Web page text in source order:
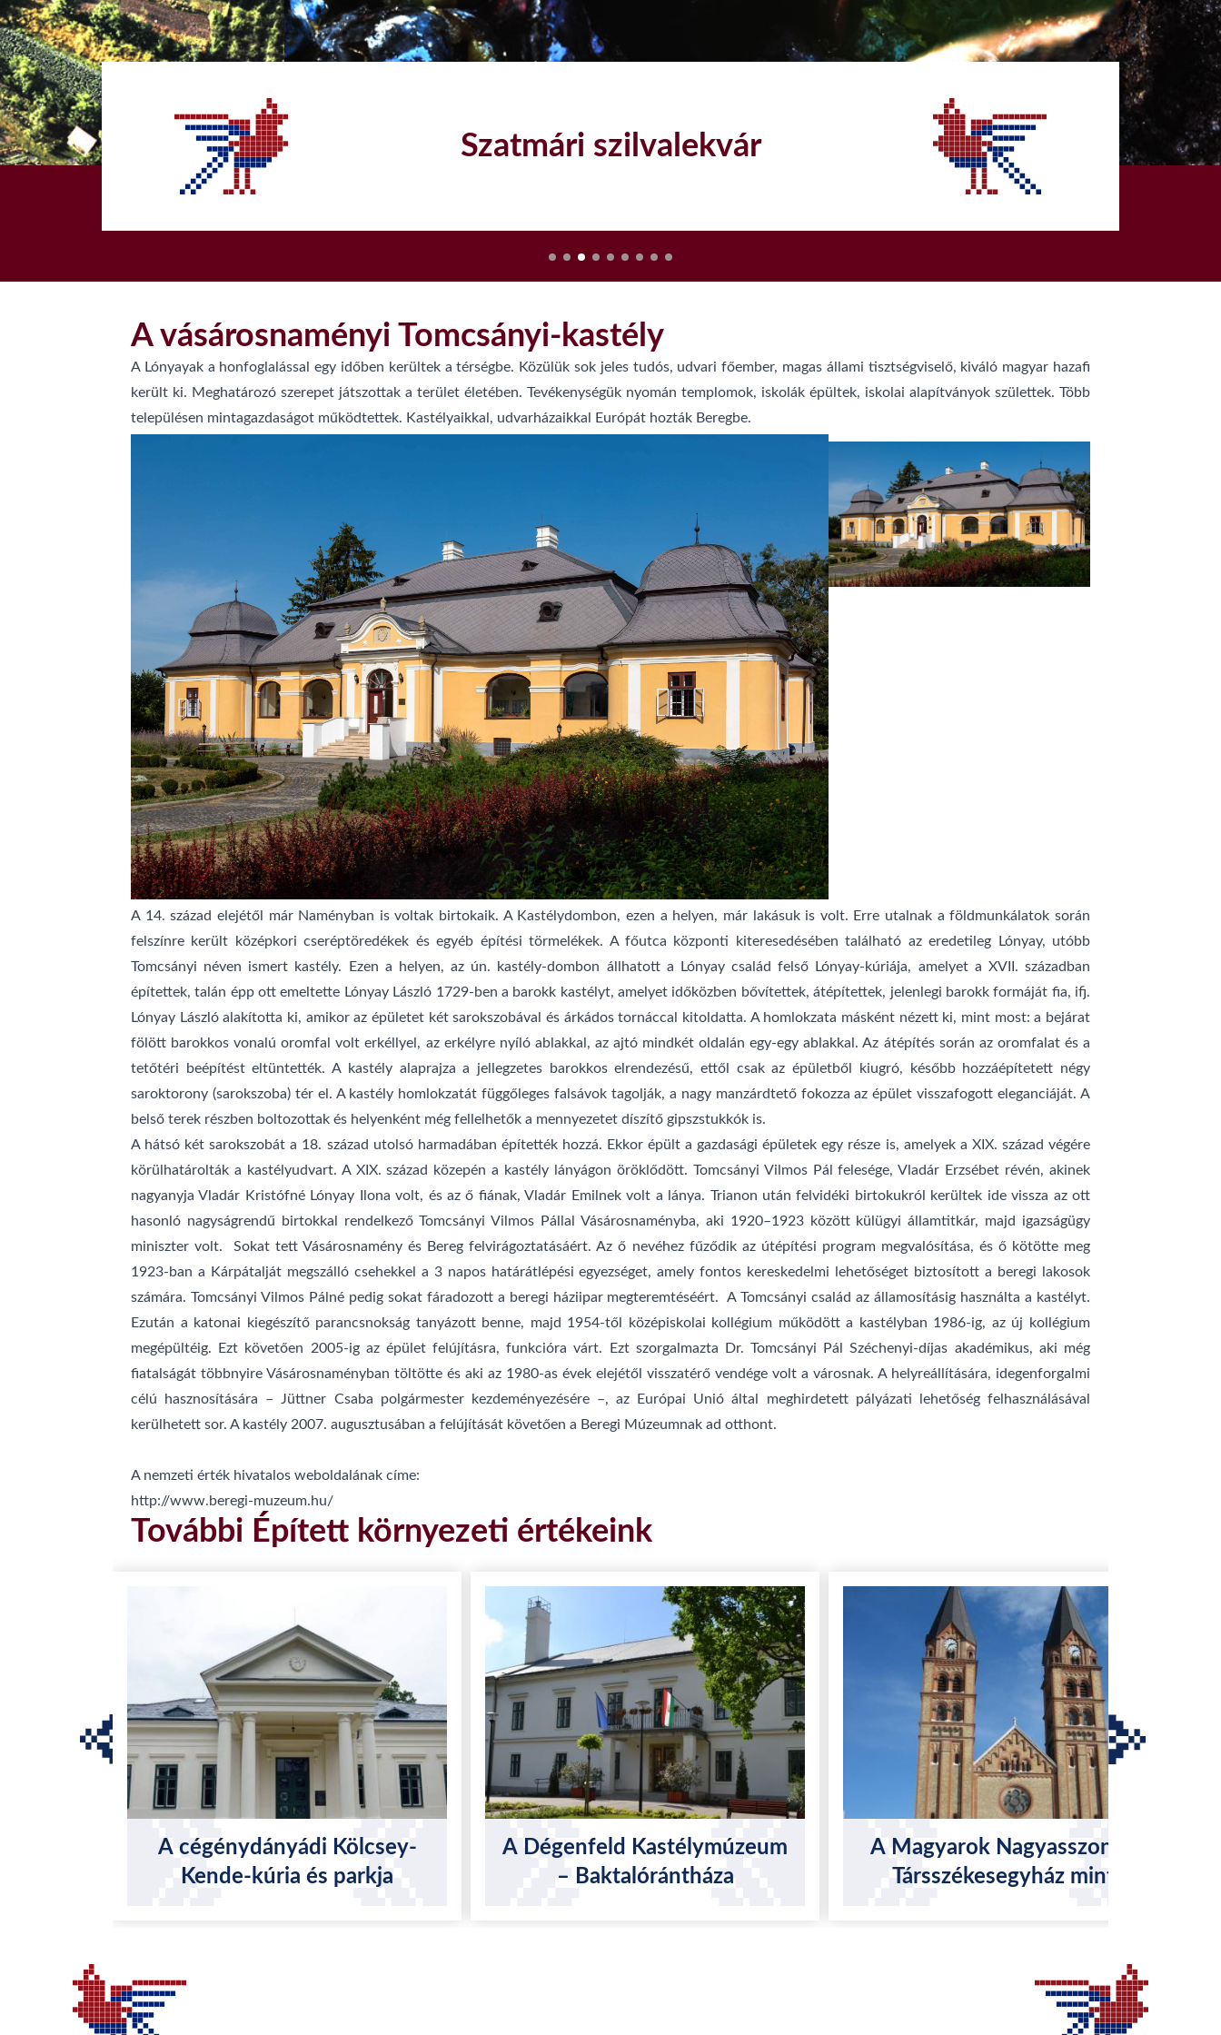
Szatmári szilvalekvár
A vásárosnaményi Tomcsányi-kastély
A Lónyayak a honfoglalással egy időben kerültek a térségbe. Közülük sok jeles tudós, udvari főember, magas állami tisztségviselő, kiváló magyar hazafi
került ki. Meghatározó szerepet játszottak a terület életében. Tevékenységük nyomán templomok, iskolák épültek, iskolai alapítványok születtek. Több
településen mintagazdaságot működtettek. Kastélyaikkal, udvarházaikkal Európát hozták Beregbe.
A 14. század elejétől már Naményban is voltak birtokaik. A Kastélydombon, ezen a helyen, már lakásuk is volt. Erre utalnak a földmunkálatok során
felszínre került középkori cseréptöredékek és egyéb építési törmelékek. A főutca központi kiteresedésében található az eredetileg Lónyay, utóbb
Tomcsányi néven ismert kastély. Ezen a helyen, az ún. kastély-dombon állhatott a Lónyay család felső Lónyay-kúriája, amelyet a XVII. században
építettek, talán épp ott emeltette Lónyay László 1729-ben a barokk kastélyt, amelyet időközben bővítettek, átépítettek, jelenlegi barokk formáját fia, ifj.
Lónyay László alakította ki, amikor az épületet két sarokszobával és árkádos tornáccal kitoldatta. A homlokzata másként nézett ki, mint most: a bejárat
fölött barokkos vonalú oromfal volt erkéllyel, az erkélyre nyíló ablakkal, az ajtó mindkét oldalán egy-egy ablakkal. Az átépítés során az oromfalat és a
tetőtéri beépítést eltüntették. A kastély alaprajza a jellegzetes barokkos elrendezésű, ettől csak az épületből kiugró, később hozzáépítetett négy
saroktorony (sarokszoba) tér el. A kastély homlokzatát függőleges falsávok tagolják, a nagy manzárdtető fokozza az épület visszafogott eleganciáját. A
belső terek részben boltozottak és helyenként még fellelhetők a mennyezetet díszítő gipszstukkók is.
A hátsó két sarokszobát a 18. század utolsó harmadában építették hozzá. Ekkor épült a gazdasági épületek egy része is, amelyek a XIX. század végére
körülhatárolták a kastélyudvart. A XIX. század közepén a kastély lányágon öröklődött. Tomcsányi Vilmos Pál felesége, Vladár Erzsébet révén, akinek
nagyanyja Vladár Kristófné Lónyay Ilona volt, és az ő fiának, Vladár Emilnek volt a lánya. Trianon után felvidéki birtokukról kerültek ide vissza az ott
hasonló nagyságrendű birtokkal rendelkező Tomcsányi Vilmos Pállal Vásárosnaményba, aki 1920–1923 között külügyi államtitkár, majd igazságügy
miniszter volt. Sokat tett Vásárosnamény és Bereg felvirágoztatásáért. Az ő nevéhez fűződik az útépítési program megvalósítása, és ő kötötte meg
1923-ban a Kárpátalját megszálló csehekkel a 3 napos határátlépési egyezséget, amely fontos kereskedelmi lehetőséget biztosított a beregi lakosok
számára. Tomcsányi Vilmos Pálné pedig sokat fáradozott a beregi háziipar megteremtéséért. A Tomcsányi család az államosításig használta a kastélyt.
Ezután a katonai kiegészítő parancsnokság tanyázott benne, majd 1954-től középiskolai kollégium működött a kastélyban 1986-ig, az új kollégium
megépültéig. Ezt követően 2005-ig az épület felújításra, funkcióra várt. Ezt szorgalmazta Dr. Tomcsányi Pál Széchenyi-díjas akadémikus, aki még
fiatalságát többnyire Vásárosnaményban töltötte és aki az 1980-as évek elejétől visszatérő vendége volt a városnak. A helyreállítására, idegenforgalmi
célú hasznosítására – Jüttner Csaba polgármester kezdeményezésére –, az Európai Unió által meghirdetett pályázati lehetőség felhasználásával
kerülhetett sor. A kastély 2007. augusztusában a felújítását követően a Beregi Múzeumnak ad otthont.
A nemzeti érték hivatalos weboldalának címe:
http://www.beregi-muzeum.hu/
További Épített környezeti értékeink
A cégénydányádi Kölcsey-
Kende-kúria és parkja
A Dégenfeld Kastélymúzeum
– Baktalórántháza
A Magyarok Nagyasszonya
Társszékesegyház mint